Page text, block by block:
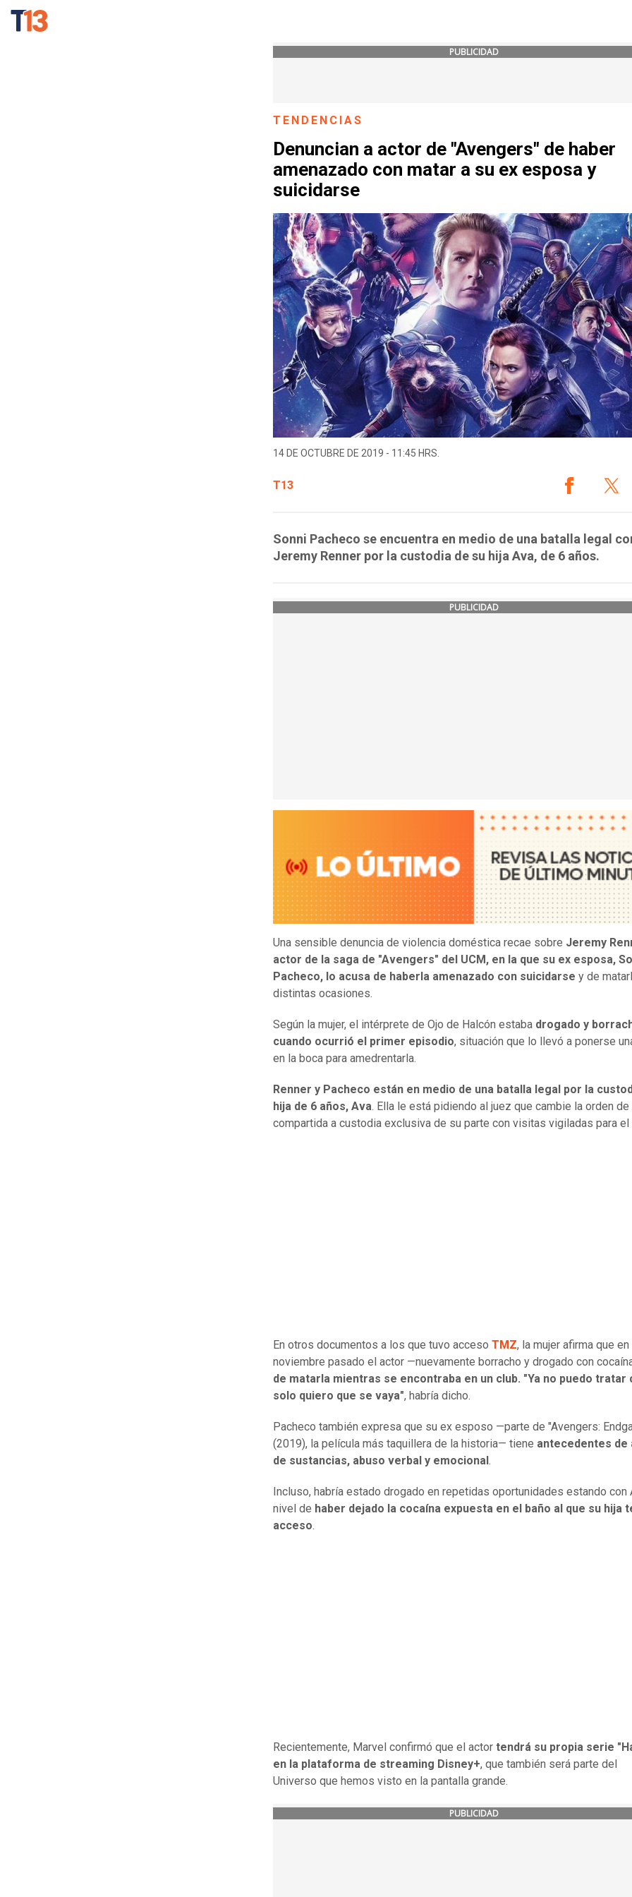
PUBLICIDAD
TENDENCIAS
Denuncian a actor de "Avengers" de haber
amenazado con matar a su ex esposa y
suicidarse
14 DE OCTUBRE DE 2019 - 11:45 HRS.
T13
Sonni Pacheco se encuentra en medio de una batalla legal
Jeremy Renner por la custodia de su hija Ava, de 6 años.
PUBLICIDAD
Una sensible denuncia de violencia doméstica recae sobre Jeremy
actor de la saga de "Avengers" del UCM, en la que su ex esposa,
Pacheco, lo acusa de haberla amenazado con suicidarse y de
distintas ocasiones.
Según la mujer, el intérprete de Ojo de Halcón estaba drogado y
cuando ocurrió el primer episodio, situación que lo llevó a ponerse
en la boca para amedrentarla.
Renner y Pacheco están en medio de una batalla legal por la
hija de 6 años, Ava. Ella le está pidiendo al juez que cambie la orden
compartida a custodia exclusiva de su parte con visitas vigiladas para el
En otros documentos a los que tuvo acceso TMZ, la mujer afirma que en
noviembre pasado el actor —nuevamente borracho y drogado con
de matarla mientras se encontraba en un club. "Ya no puedo tratar
solo quiero que se vaya", habría dicho.
Pacheco también expresa que su ex esposo —parte de "Avengers:
(2019), la película más taquillera de la historia— tiene antecedentes de
de sustancias, abuso verbal y emocional .
Incluso, habría estado drogado en repetidas oportunidades estando con
nivel de haber dejado la cocaína expuesta en el baño al que su hija
acceso.
Recientemente, Marvel confirmó que el actor tendrá su propia serie
en la plataforma de streaming Disney+, que también será parte del
Universo que hemos visto en la pantalla grande.
PUBLICIDAD